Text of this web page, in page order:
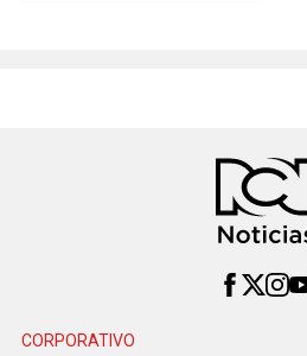
CORPORATIVO